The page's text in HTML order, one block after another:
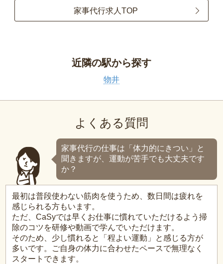
家事代行求人TOP
近隣の駅から探す
物井
よくある質問
家事代行の仕事は「体力的にきつい」と
聞きますが、運動が苦手でも大丈夫です
か？
最初は普段使わない筋肉を使うため、数日間は疲れを
感じられる方もいます。
ただ、CaSyでは早くお仕事に慣れていただけるよう掃
除のコツを研修や動画で学んでいただけます。
そのため、少し慣れると「程よい運動」と感じる方が
多いです。ご自身の体力に合わせたペースで無理なく
スタートできます。